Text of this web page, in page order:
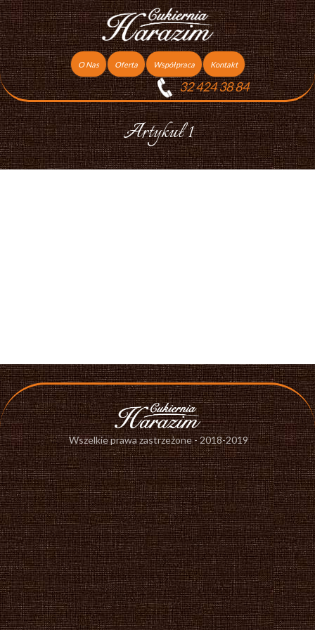
Wszelkie prawa zastrzeżone - 2018-2019
Artykuł 1
O Nas Oferta
Torty
Ciasta
Ciasteczka
Ciasta Świąteczne
Współpraca
Praca
Kontakt
32 424 38 84